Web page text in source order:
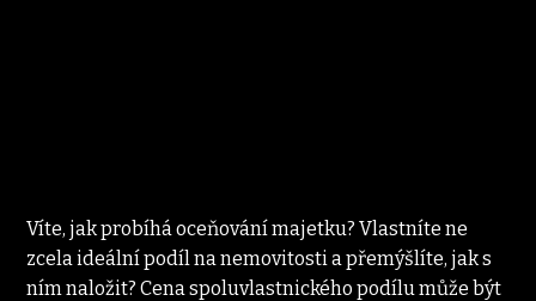
Víte, jak probíhá oceňování majetku? Vlastníte ne
zcela ideální podíl na nemovitosti a přemýšlíte, jak s
ním naložit? Cena spoluvlastnického podílu může být